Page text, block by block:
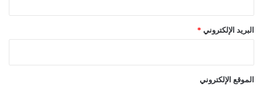
البريد الإلكتروني *
الموقع الإلكتروني